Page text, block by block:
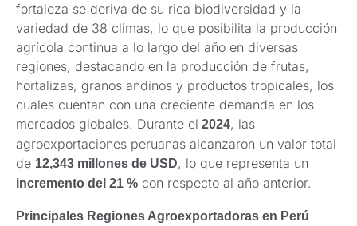
fortaleza se deriva de su rica biodiversidad y la
variedad de 38 climas, lo que posibilita la producción
agrícola continua a lo largo del año en diversas
regiones, destacando en la producción de frutas,
hortalizas, granos andinos y productos tropicales, los
cuales cuentan con una creciente demanda en los
mercados globales. Durante el 2024, las
agroexportaciones peruanas alcanzaron un valor total
de 12,343 millones de USD, lo que representa un
incremento del 21 % con respecto al año anterior.
Principales Regiones Agroexportadoras en Perú